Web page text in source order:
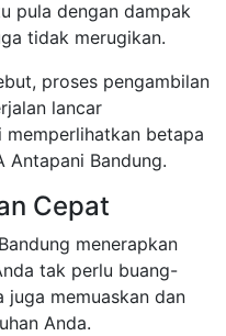
pula dengan dampak
tidak merugikan.
proses pengambilan
lancar
memperlihatkan betapa
Antapani Bandung.
Cepat
menerapkan
tak perlu buang-
juga memuaskan dan
Anda.